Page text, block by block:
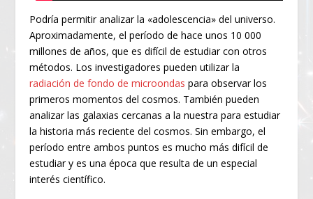
Podría permitir analizar la «adolescencia» del universo.
Aproximadamente, el período de hace unos 10 000
millones de años, que es difícil de estudiar con otros
métodos. Los investigadores pueden utilizar la
radiación de fondo de microondas para observar los
primeros momentos del cosmos. También pueden
analizar las galaxias cercanas a la nuestra para estudiar
la historia más reciente del cosmos. Sin embargo, el
período entre ambos puntos es mucho más difícil de
estudiar y es una época que resulta de un especial
interés científico.